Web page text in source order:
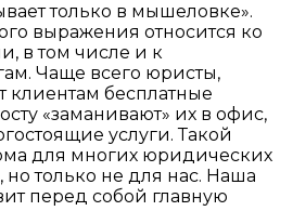
только в мышеловке».
выражения относится ко
в том числе и к
Чаще всего юристы,
клиентам бесплатные
«заманивают» их в офис,
услуги. Такой
для многих юридических
только не для нас. Наша
перед собой главную